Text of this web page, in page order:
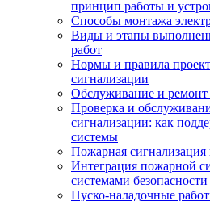
принцип работы и
Способы монтажа
Виды и этапы
работ
Нормы и правила
сигнализации
Обслуживание и ремонт
Проверка и
сигнализации: как
системы
Пожарная
Интеграция пожарной
системами безопасности
Пуско-наладочные